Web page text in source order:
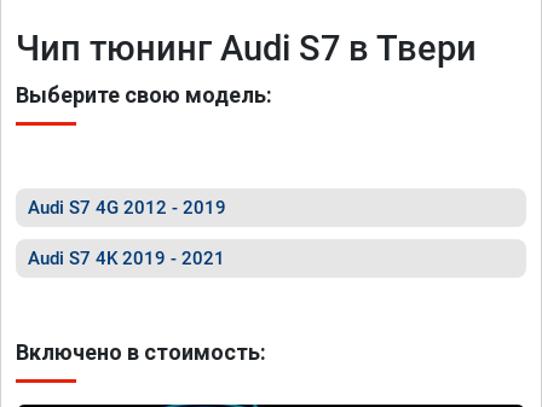
Чип тюнинг Audi S7 в Твери
Выберите свою модель:
Audi S7 4G 2012 - 2019
Audi S7 4K 2019 - 2021
Включено в стоимость: